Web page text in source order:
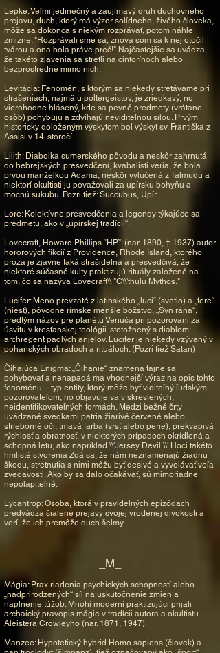
Lepke: Veľmi jedinečný a zaujímavý druh duchovného
prejavu, duch, ktorý má výzor solídneho, živého človeka,
môže sa dokonca s niekým rozprávať, potom náhle
zmizne. "Rozprávali sme sa, znova som sa k nej otočil
tvárou a ona bola práve preč!" Najčastejšie sa uvádza,
že takéto zjavenia sa stretli na cintorínoch alebo
bezprostredne mimo nich.
Levitácia: Fenomén, s ktorým sa niekedy stretávame pri
strašeniach, najmä u poltergeistov, je zriedkavý, no
vierohodne hlásený, kde sa pevné predmety (vrátane
osôb) pohybujú a zdvíhajú neviditeľnou silou. Prvým
historicky doloženým výskytom bol výskyt sv. Františka z
Assisi v 14. storočí.
Lilith: Diabolka sumerského pôvodu a neskôr zahrnutá
do hebrejských presvedčení, kvabalisti veria, že bola
prvou manželkou Adama, neskôr vylúčená z Talmudu a
niektorí okultisti ju považovali za upírsku bohyňu a
mocnú sukubu. Pozri tiež: Succubus, Upír
Lore: Kolektívne presvedčenia a legendy týkajúce sa
predmetu, ako v „upírskej tradícii“.
Lovecraft, Howard Phillips “HP”: (nar. 1890, † 1937) autor
hororových fikcií z Providence, Rhode Island, ktorého
próza je zjavne taká strašidelná a presvedčivá, že
niektoré súčasné kulty praktizujú rituály založené na
tom, čo sa nazýva Lovecraft\\ "C\\'thulu Mythos."
Lucifer: Meno prevzaté z latinského „luci“ (svetlo) a „fere“
(niesť), pôvodne rímske menšie božstvo, „Syn rána“,
predtým názov pre planétu Venuša pri pozorovaní za
úsvitu v kresťanskej teológii. stotožnený s diablom:
archregent padlých anjelov. Lucifer je niekedy vzývaný v
pohanských obradoch a rituáloch. (Pozri tiež Satan)
Číhajúca Enigma: „Číhanie“ znamená tajne sa
pohybovať a nenapadá ma vhodnejší výraz na opis tohto
fenoménu – typ entity, ktorý môže byť viditeľný ľudským
pozorovateľom, no objavuje sa v skreslených,
neidentifikovateľných formách. Medzi bežné črty
uvádzané svedkami patria žiarivé červené alebo
strieborné oči, tmavá farba (srsť alebo perie), prekvapivá
rýchlosť a obratnosť, v niektorých prípadoch okrídlená a
schopná letu, ako napríklad \\'Jersey Devil.\\' Hoci takéto
hmlisté stvorenia Zdá sa, že nám neznamenajú žiadnu
škodu, stretnutia s nimi môžu byť desivé a vyvolávať veľa
zvedavosti. Ako by sa dalo očakávať, sú mimoriadne
nepolapiteľné.
Lycantrop: Osoba, ktorá v pravidelných epizódach
predvádza šialené prejavy svojej vrodenej divokosti a
verí, že ich premôže duch šelmy.
_M_
Mágia: Prax riadenia psychických schopností alebo
„nadprirodzených“ síl na uskutočnenie zmien a
naplnenie túžob. Mnohí moderní praktizujúci prijali
archaický pravopis mágie v tradícii autora a okultistu
Aleistera Crowleyho (nar. 1871, 1947).
Manzee: Hypotetický hybrid Homo sapiens (človek) a